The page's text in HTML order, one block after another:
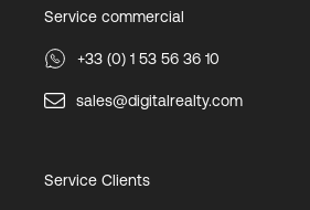
Service commercial
+33 (0) 1 53 56 36 10
sales@digitalrealty.com
Service Clients